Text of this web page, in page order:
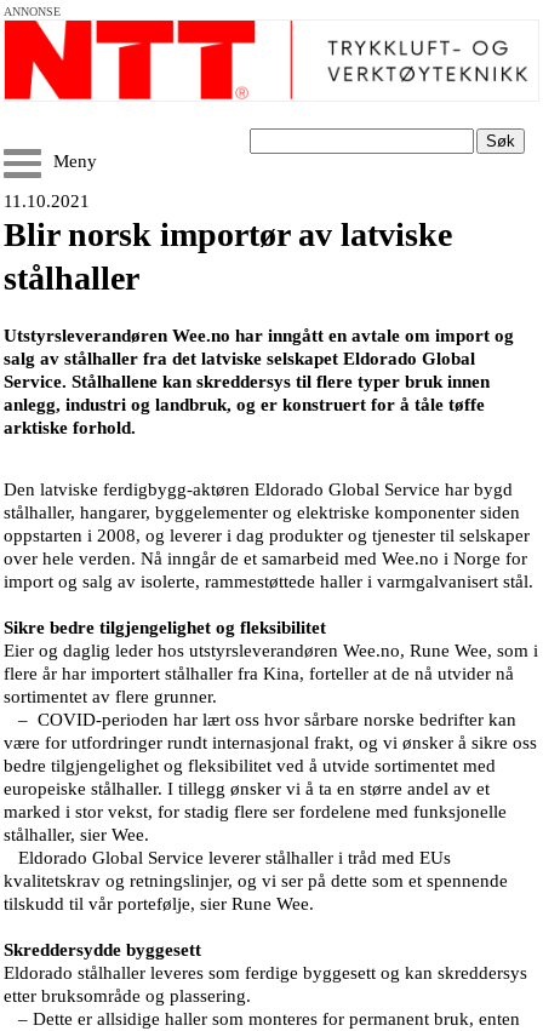
ANNONSE
Søk
Meny
11.10.2021
Blir norsk importør av latviske
stålhaller
Utstyrsleverandøren Wee.no har inngått en avtale om import og
salg av stålhaller fra det latviske selskapet Eldorado Global
Service. Stålhallene kan skreddersys til flere typer bruk innen
anlegg, industri og landbruk, og er konstruert for å tåle tøffe
arktiske forhold.
Den latviske ferdigbygg-aktøren Eldorado Global Service har bygd
stålhaller, hangarer, byggelementer og elektriske komponenter siden
oppstarten i 2008, og leverer i dag produkter og tjenester til selskaper
over hele verden. Nå inngår de et samarbeid med Wee.no i Norge for
import og salg av isolerte, rammestøttede haller i varmgalvanisert stål.
Sikre bedre tilgjengelighet og fleksibilitet
Eier og daglig leder hos utstyrsleverandøren Wee.no, Rune Wee, som i
flere år har importert stålhaller fra Kina, forteller at de nå utvider nå
sortimentet av flere grunner.
– COVID-perioden har lært oss hvor sårbare norske bedrifter kan
være for utfordringer rundt internasjonal frakt, og vi ønsker å sikre oss
bedre tilgjengelighet og fleksibilitet ved å utvide sortimentet med
europeiske stålhaller. I tillegg ønsker vi å ta en større andel av et
marked i stor vekst, for stadig flere ser fordelene med funksjonelle
stålhaller, sier Wee.
Eldorado Global Service leverer stålhaller i tråd med EUs
kvalitetskrav og retningslinjer, og vi ser på dette som et spennende
tilskudd til vår portefølje, sier Rune Wee.
Skreddersydde byggesett
Eldorado stålhaller leveres som ferdige byggesett og kan skreddersys
etter bruksområde og plassering.
– Dette er allsidige haller som monteres for permanent bruk, enten